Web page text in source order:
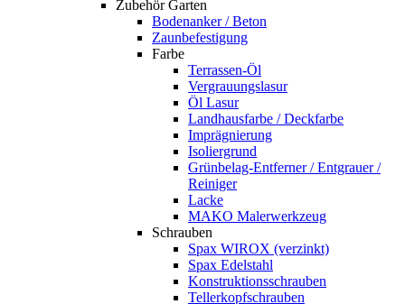
Zubehör Garten
Bodenanker / Beton
Zaunbefestigung
Farbe
Terrassen-Öl
Vergrauungslasur
Öl Lasur
Landhausfarbe / Deckfarbe
Imprägnierung
Isoliergrund
Grünbelag-Entferner / Entgrauer /
Reiniger
Lacke
MAKO Malerwerkzeug
Schrauben
Spax WIROX (verzinkt)
Spax Edelstahl
Konstruktionsschrauben
Tellerkopfschrauben